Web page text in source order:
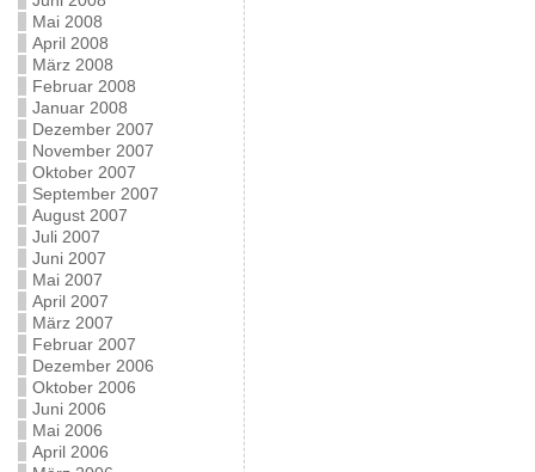
Mai 2008
April 2008
März 2008
Februar 2008
Januar 2008
Dezember 2007
November 2007
Oktober 2007
September 2007
August 2007
Juli 2007
Juni 2007
Mai 2007
April 2007
März 2007
Februar 2007
Dezember 2006
Oktober 2006
Juni 2006
Mai 2006
April 2006